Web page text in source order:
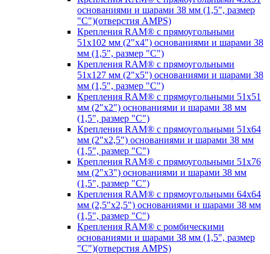
основаниями и шарами 38 мм (1,5", размер
"C")(отверстия AMPS)
Крепления RAM® с прямоугольными
51х102 мм (2"х4") основаниями и шарами 38
мм (1,5", размер "C")
Крепления RAM® с прямоугольными
51х127 мм (2"х5") основаниями и шарами 38
мм (1,5", размер "C")
Крепления RAM® с прямоугольными 51х51
мм (2"х2") основаниями и шарами 38 мм
(1,5", размер "C")
Крепления RAM® с прямоугольными 51х64
мм (2"х2,5") основаниями и шарами 38 мм
(1,5", размер "C")
Крепления RAM® с прямоугольными 51х76
мм (2"х3") основаниями и шарами 38 мм
(1,5", размер "C")
Крепления RAM® с прямоугольными 64х64
мм (2,5"х2,5") основаниями и шарами 38 мм
(1,5", размер "C")
Крепления RAM® с ромбическими
основаниями и шарами 38 мм (1,5", размер
"C")(отверстия AMPS)